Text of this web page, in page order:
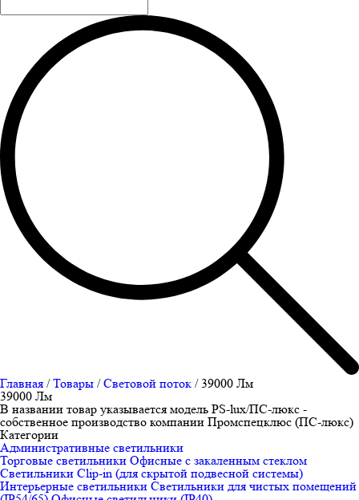
Главная /Товары /Световой поток /39000 Лм
39000 Лм
В названии товар указывается модель PS-lux/ПС-люкс -
собственное производство компании Промспецклюс (ПС-люкс)
Категории
Административные светильники
Торговые светильники Офисные с закаленным стеклом
Светильники Clip-in (для скрытой подвесной системы)
Интерьерные светильники Светильники для чистых помещений